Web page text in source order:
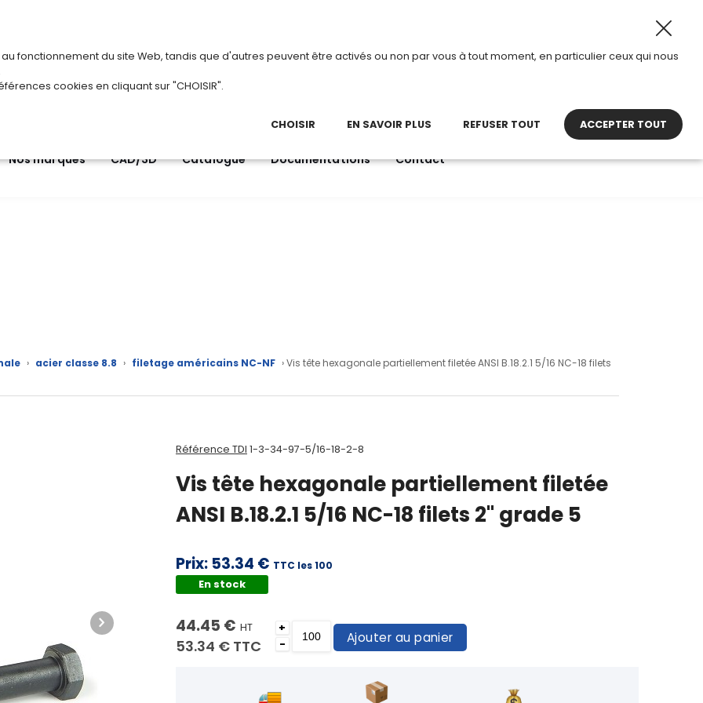
Du 3 au 28 août 2026, TDI passe en mode été. Horaires d’ouverture :
Nos marques CAD/3D Catalogue Documentations Contact
› acier classe 8.8 › filetage américains NC-NF › Vis tête hexagonale partiellement filetée ANSI B.18.2.1 5/16 NC-18 filets
Référence TDI 1-3-34-97-5/16-18-2-8
Vis tête hexagonale partiellement filetée
ANSI B.18.2.1 5/16 NC-18 filets 2" grade 5
Prix: 53.34 € TTC les 100
En stock
44.45 € HT
53.34 € TTC
+
-
Ajouter au panier
fonctionnement du site Web, tandis que d'autres peuvent être activés ou non par vous à tout moment, en particulier ceux qui nous
cookies en cliquant sur "CHOISIR".
CHOISIR EN SAVOIR PLUS REFUSER TOUT ACCEPTER TOUT